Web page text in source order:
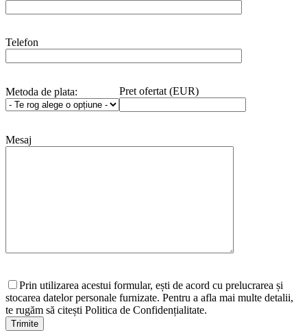
Telefon
Metoda de plata: Pret ofertat (EUR)
Mesaj
Prin utilizarea acestui formular, ești de acord cu prelucrarea și
stocarea datelor personale furnizate. Pentru a afla mai multe detalii,
te rugăm să citești Politica de Confidențialitate.